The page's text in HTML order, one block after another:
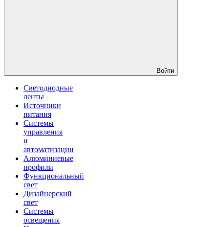
Войти
Светодиодные
ленты
Источники
питания
Системы
управления
и
автоматизации
Алюминиевые
профили
Функциональный
свет
Дизайнерский
свет
Системы
освещения